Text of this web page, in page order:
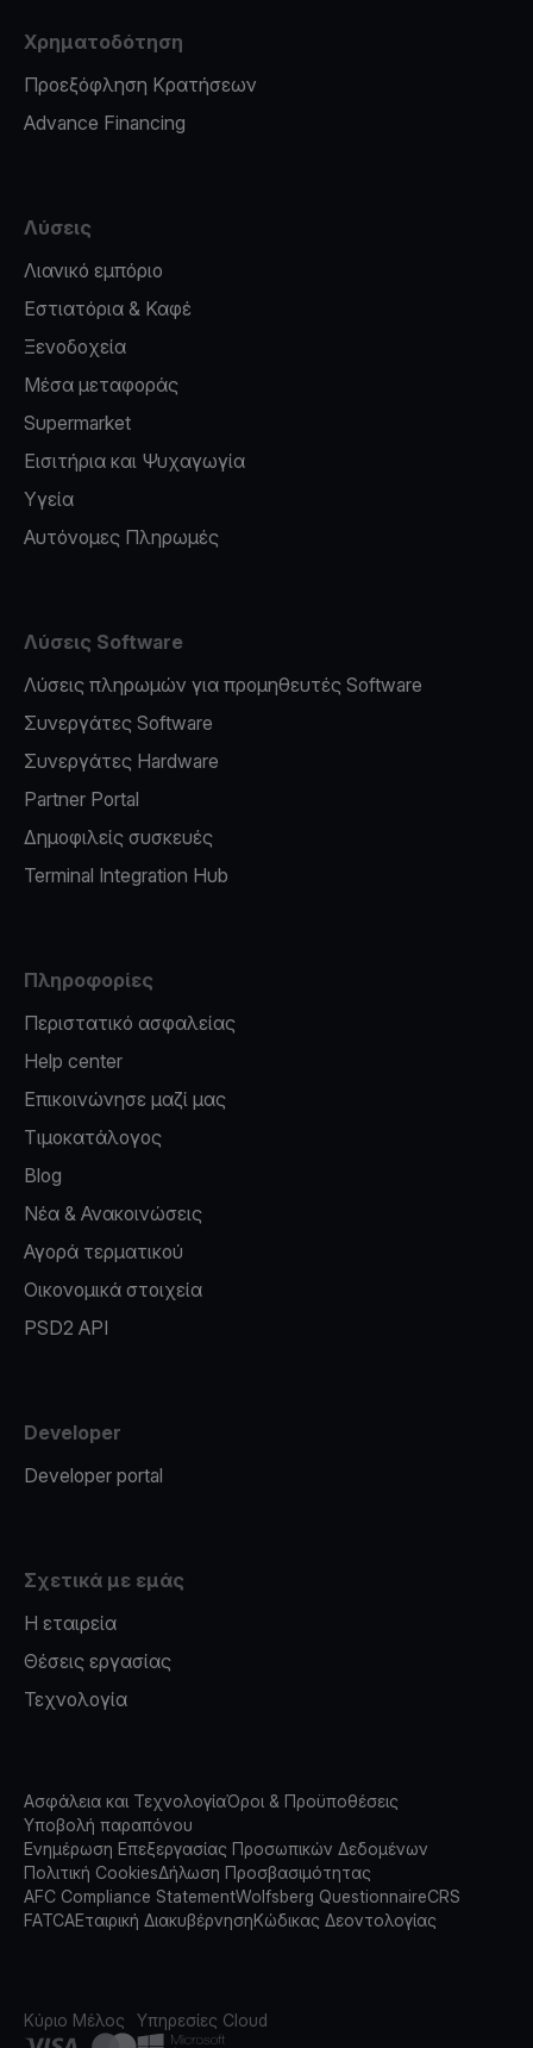
Χρηματοδότηση
Προεξόφληση Κρατήσεων
Advance Financing
Λύσεις
Λιανικό εμπόριο
Εστιατόρια & Καφέ
Ξενοδοχεία
Μέσα μεταφοράς
Supermarket
Εισιτήρια και Ψυχαγωγία
Υγεία
Αυτόνομες Πληρωμές
Λύσεις Software
Λύσεις πληρωμών για προμηθευτές Software
Συνεργάτες Software
Συνεργάτες Hardware
Partner Portal
Δημοφιλείς συσκευές
Terminal Integration Hub
Πληροφορίες
Περιστατικό ασφαλείας
Help center
Επικοινώνησε μαζί μας
Τιμοκατάλογος
Blog
Νέα & Ανακοινώσεις
Αγορά τερματικού
Οικονομικά στοιχεία
PSD2 API
Developer
Developer portal
Σχετικά με εμάς
Η εταιρεία
Θέσεις εργασίας
Τεχνολογία
Ασφάλεια και ΤεχνολογίαΌροι & Προϋποθέσεις
Υποβολή παραπόνου
Ενημέρωση Επεξεργασίας Προσωπικών Δεδομένων
Πολιτική CookiesΔήλωση Προσβασιμότητας
AFC Compliance StatementWolfsberg QuestionnaireCRS
FATCAΕταιρική ΔιακυβέρνησηΚώδικας Δεοντολογίας
Κύριο Μέλος Υπηρεσίες Cloud